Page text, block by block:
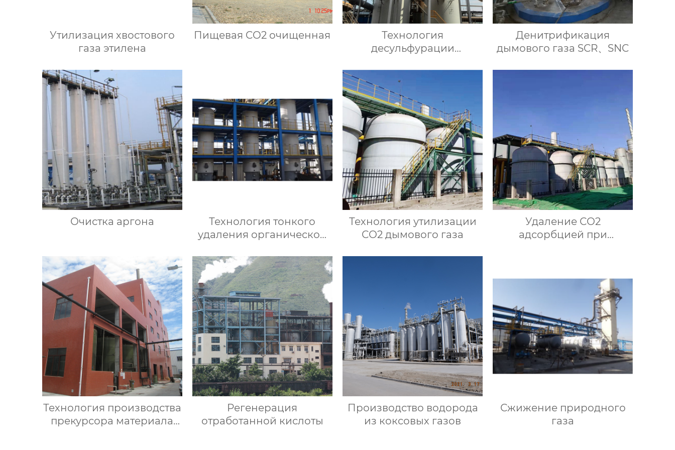
Утилизация хвостового
газа этилена
Пищевая CO2 очищенная
Технология
десульфурации
восстановительным
влажным методом
Денитрификация
дымового газа SCR、SNC
Очистка аргона
Технология тонкого
удаления органической
Технология утилизации
СО2 дымового газа
Удаление СО2
адсорбцией при
Технология производства
прекурсора материала
Регенерация
отработанной кислоты
Производство водорода
из коксовых газов
Сжижение природного
газа